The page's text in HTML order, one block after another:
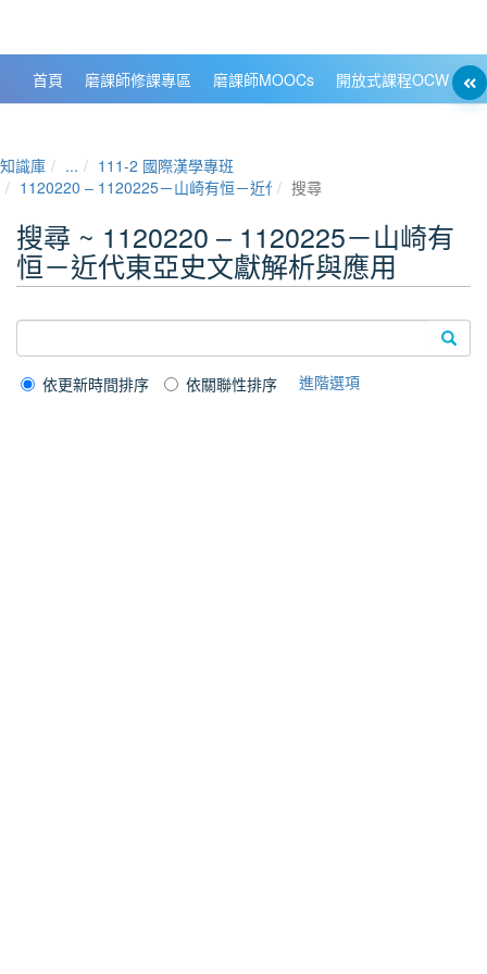
首頁 磨課師修課專區 磨課師MOOCs 開放式課程OCW
知識庫 ...
111-2 國際漢學專班
1120220 ‒ 1120225－山崎有恒－近代東亞史文獻解析與應用
搜尋
搜尋 ~ 1120220 ‒ 1120225－山崎有
恒－近代東亞史文獻解析與應用
依更新時間排序 依關聯性排序 進階選項